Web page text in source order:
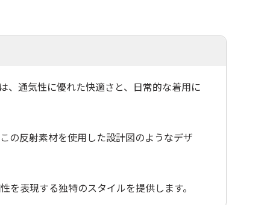
通気性に優れた快適さと、日常的な着用に
の反射素材を使用した設計図のようなデザ
表現する独特のスタイルを提供します。